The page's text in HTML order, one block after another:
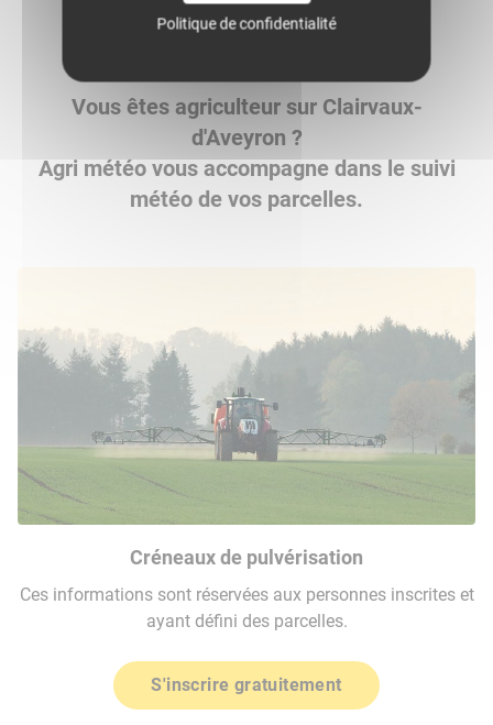
Voir la météo heure par heure
Vous êtes agriculteur sur Clairvaux-
d'Aveyron ?
Agri météo vous accompagne dans le suivi
météo de vos parcelles.
Créneaux de pulvérisation
Ces informations sont réservées aux personnes inscrites et
ayant défini des parcelles.
S'inscrire gratuitement
Politique de confidentialité